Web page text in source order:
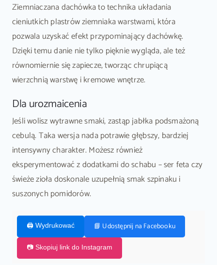
Ziemniaczana dachówka to technika układania
cieniutkich plastrów ziemniaka warstwami, która
pozwala uzyskać efekt przypominający dachówkę.
Dzięki temu danie nie tylko pięknie wygląda, ale też
równomiernie się zapiecze, tworząc chrupiącą
wierzchnią warstwę i kremowe wnętrze.
Dla urozmaicenia
Jeśli wolisz wytrawne smaki, zastąp jabłka podsmażoną
cebulą. Taka wersja nada potrawie głębszy, bardziej
intensywny charakter. Możesz również
eksperymentować z dodatkami do schabu – ser feta czy
świeże zioła doskonale uzupełnią smak szpinaku i
suszonych pomidorów.
🖨️ Wydrukować 📘 Udostępnij na Facebooku
📷 Skopiuj link do Instagram